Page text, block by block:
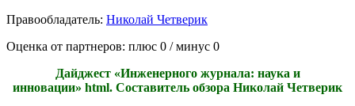
Правообладатель: Николай Четверик
Оценка от партнеров: плюс 0 / минус 0
Дайджест «Инженерного журнала: наука и
инновации» html. Составитель обзора Николай Четверик